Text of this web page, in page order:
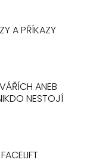
A PŘÍKAZY
ANEB
NESTOJÍ